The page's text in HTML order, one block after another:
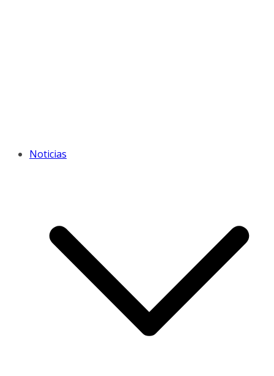
Noticias